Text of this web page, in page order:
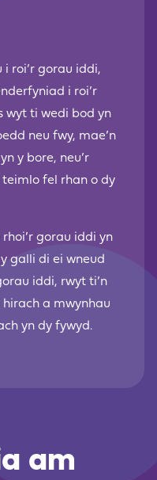
i roi’r gorau iddi,
i roi’r
wyt ti wedi bod yn
neu fwy, mae’n
y bore, neu’r
fel rhan o dy
gorau iddi yn
galli di ei wneud
iddi, rwyt ti’n
hirach a mwynhau
yn dy fywyd.
am